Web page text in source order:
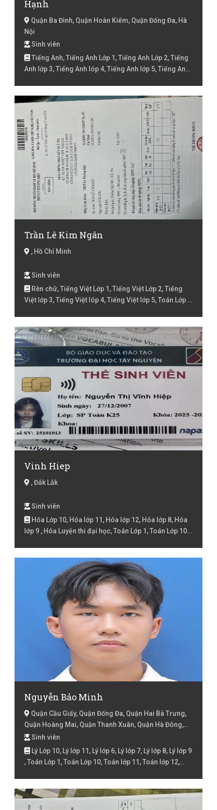
Hạnh
Quận Ba Đình, Quận Hoàn Kiếm, Quận Đống Đa, Hà
Nội
Sinh viên
Tiếng Anh, Tiếng Anh Lớp 1, Tiếng Anh Lớp 2, Tiếng
Anh lớp 3, Tiếng Anh lóp 4, Tiếng Anh lớp 5, Tiếng Anh
Trần Lê Kim Ngân
, Hồ Chí Minh
Sinh viên
Rèn chữ, Tiếng Việt Lớp 1, Tiếng Việt Lớp 2, Tiếng
Việt lớp 3, Tiếng Việt lóp 4, Tiếng Việt lớp 5, Toán Lớp 1,
Vinh Hiep
, Đắk Lắk
Sinh viên
Hóa Lớp 10, Hóa lớp 11, Hóa lớp 12, Hóa lớp 8, Hóa
lớp 9 , Hóa Luyện thi đại học, Toán Lớp 1, Toán Lớp 10,
Toán lớp 9 , Toán Luyện thi đại học
Nguyễn Bảo Minh
Quận Cầu Giấy, Quận Đống Đa, Quận Hai Bà Trưng,
Quận Hoàng Mai, Quận Thanh Xuân, Quận Hà Đông,
Hà Nội
Sinh viên
Lý Lớp 10, Lý lớp 11, Lý lớp 6, Lý lớp 7, Lý lớp 8, Lý lớp 9
, Toán Lớp 1, Toán Lớp 10, Toán lớp 11, Toán lớp 12,